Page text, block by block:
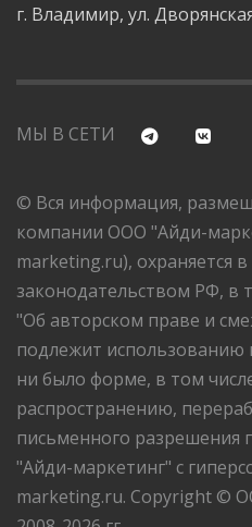
г. Владимир, ул.
МЫ В СЕТИ
© Вся информация,
компании ООО "Айди-
marketing.ru), охраняется
законодательством РФ, в
"Об авторском праве и
подлежит использованию
ни было форме, в том
распространению,
письменного разрешения
"Айди-маркетинг" с
marketing.ru. Copyright ©